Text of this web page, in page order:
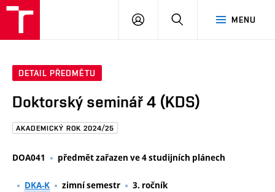
Brno
MENU
PŘIHLÁSIT
DETAIL PŘEDMĚTU
Doktorský seminář 4 (KDS)
AKADEMICKÝ ROK 2024/25
DOA041 předmět zařazen ve 4 studijních plánech
DKA-K zimní semestr
3. ročník